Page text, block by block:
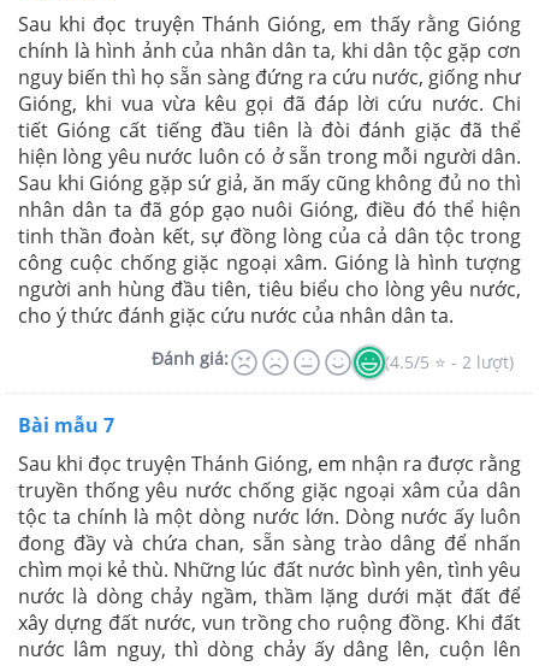
Sau khi đọc truyện Thánh Gióng, em thấy rằng Gióng
chính là hình ảnh của nhân dân ta, khi dân tộc gặp cơn
nguy biến thì họ sẵn sàng đứng ra cứu nước, giống như
Gióng, khi vua vừa kêu gọi đã đáp lời cứu nước. Chi
tiết Gióng cất tiếng đầu tiên là đòi đánh giặc đã thể
hiện lòng yêu nước luôn có ở sẵn trong mỗi người dân.
Sau khi Gióng gặp sứ giả, ăn mấy cũng không đủ no thì
nhân dân ta đã góp gạo nuôi Gióng, điều đó thể hiện
tinh thần đoàn kết, sự đồng lòng của cả dân tộc trong
công cuộc chống giặc ngoại xâm. Gióng là hình tượng
người anh hùng đầu tiên, tiêu biểu cho lòng yêu nước,
cho ý thức đánh giặc cứu nước của nhân dân ta.
Đánh giá: (4.5/5 ⭐ - 2 lượt)
Bài mẫu 7
Sau khi đọc truyện Thánh Gióng, em nhận ra được rằng
truyền thống yêu nước chống giặc ngoại xâm của dân
tộc ta chính là một dòng nước lớn. Dòng nước ấy luôn
đong đầy và chứa chan, sẵn sàng trào dâng để nhấn
chìm mọi kẻ thù. Những lúc đất nước bình yên, tình yêu
nước là dòng chảy ngầm, thầm lặng dưới mặt đất để
xây dựng đất nước, vun trồng cho ruộng đồng. Khi đất
nước lâm nguy, thì dòng chảy ấy dâng lên, cuộn lên